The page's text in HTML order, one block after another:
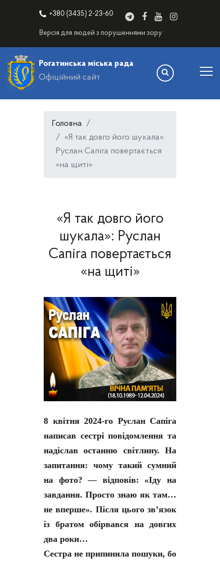
+380 (3435) 2-23-60
Версія для людей з порушеннями зору
Рогатинська міська рада
Офіційний сайт
Головна
«Я так довго його шукала»:
Руслан Сапіга повертається
«на щиті»
«Я так довго його
шукала»: Руслан
Сапіга повертається
«на щиті»
8 квітня 2024-го Руслан Сапіга
написав сестрі повідомлення та
надіслав останню світлину. На
запитання: чому такий сумний
на фото? — відповів: «Іду на
завдання. Просто знаю як там…
не вперше». Після цього зв’язок
із братом обірвався на довгих
два роки…
Сестра не припинила пошуки, бо